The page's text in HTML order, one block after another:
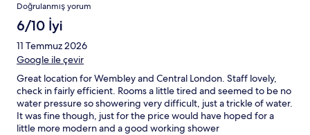
Doğrulanmış yorum
6/10 İyi
11 Temmuz 2026
Google ile çevir
Great location for Wembley and Central London. Staff lovely,
check in fairly efficient. Rooms a little tired and seemed to be no
water pressure so showering very difficult, just a trickle of water.
It was fine though, just for the price would have hoped for a
little more modern and a good working shower